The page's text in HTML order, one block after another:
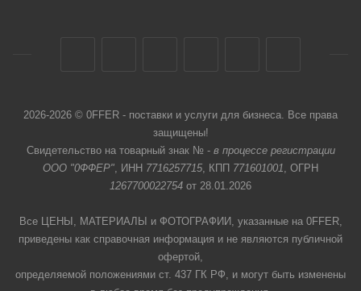
2026-2026 © 0FFER - поставки и услуги для бизнеса. Все права
защищены!
Свидетельство на товарный знак № - в процессе регистрации
ООО "0ФФЕР", ИНН 7716257715, КПП 771601001, ОГРН
1267700022754 от 28.01.2026
Все ЦЕНЫ, МАТЕРИАЛЫ и ФОТОГРАФИИ, указанные на 0FFER,
приведены как справочная информация и не являются публичной
офертой,
определяемой положениями ст. 437 ГК РФ, и могут быть изменены